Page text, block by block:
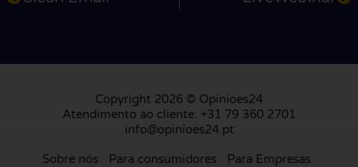
Copyright 2026 © Opinioes24
Atendimento ao cliente: +31 79 360 2701
info@opinioes24.pt
Sobre nós Para consumidores
Para Empresas